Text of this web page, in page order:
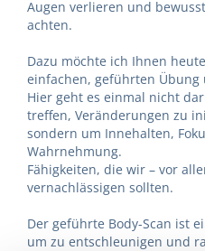
Augen verlieren und
achten.
Dazu möchte ich Ihnen
einfachen, geführten
Hier geht es einmal nicht
treffen, Veränderungen zu
sondern um Innehalten,
Wahrnehmung.
Fähigkeiten, die wir – vor
vernachlässigen sollten.
Der geführte Body-Scan ist
um zu entschleunigen und